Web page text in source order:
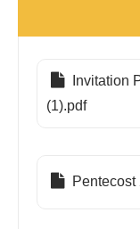
Invitation
(1).pdf